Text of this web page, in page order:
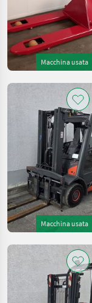
Macchina usata
Macchina usata